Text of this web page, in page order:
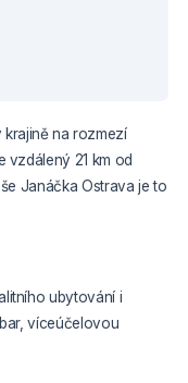
krajině na rozmezí
vzdálený 21 km od
Janáčka Ostrava je to
ubytování i
víceúčelovou